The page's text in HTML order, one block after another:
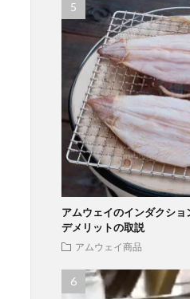
アムウェイのインダクシ
デメリットの取説
アムウェイ商品